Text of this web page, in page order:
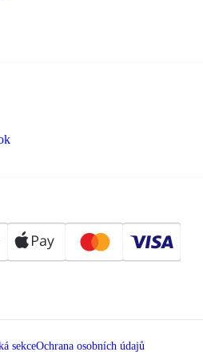
sekceOchrana osobních údajů